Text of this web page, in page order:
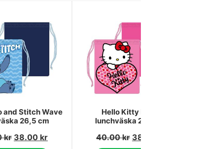
and Stitch Wave
26,5 cm
kr 38.00 kr
Hello Kitty Heart
lunchväska 26,5 cm
40.00kr 38.00